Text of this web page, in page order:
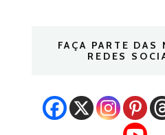
FAÇA PARTE DAS
REDES